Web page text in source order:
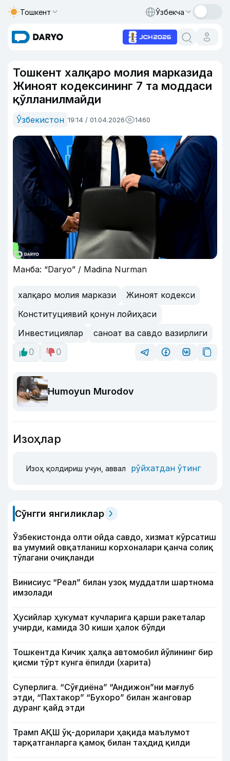
Тошкент Ўзбекча
Тошкент халқаро молия марказида
Жиноят кодексининг 7 та моддаси
қўлланилмайди
Ўзбекистон 19:14 / 01.04.2026 1460
Манба: “Daryo” / Madina Nurman
халқаро молия маркази
Жиноят кодекси
Конституциявий қонун лойиҳаси
Инвестициялар
саноат ва савдо вазирлиги
0
0
Humoyun Murodov
Изоҳлар
Изоҳ қолдириш учун, аввал рўйхатдан ўтинг
Сўнгги янгиликлар
Ўзбекистонда олти ойда савдо, хизмат кўрсатиш
ва умумий овқатланиш корхоналари қанча солиқ
тўлагани очиқланди
Винисиус “Реал” билан узоқ муддатли шартнома
имзолади
Ҳусийлар ҳукумат кучларига қарши ракеталар
учирди, камида 30 киши ҳалок бўлди
Тошкентда Кичик ҳалқа автомобил йўлининг бир
қисми тўрт кунга ёпилди (харита)
Суперлига. “Сўғдиёна” “Андижон”ни мағлуб
этди, “Пахтакор” “Бухоро” билан жанговар
дуранг қайд этди
Трамп АҚШ ўқ-дорилари ҳақида маълумот
тарқатганларга қамоқ билан таҳдид қилди